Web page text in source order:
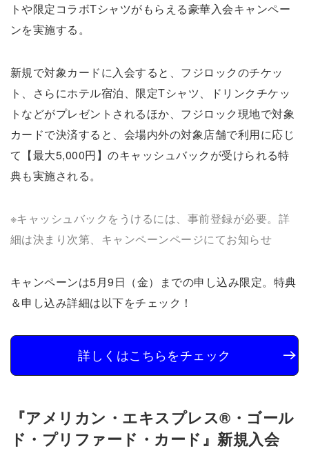
トや限定コラボTシャツがもらえる豪華入会キャンペー
ンを実施する。
新規で対象カードに入会すると、フジロックのチケッ
ト、さらにホテル宿泊、限定Tシャツ、ドリンクチケッ
トなどがプレゼントされるほか、フジロック現地で対象
カードで決済すると、会場内外の対象店舗で利用に応じ
て【最大5,000円】のキャッシュバックが受けられる特
典も実施される。
※キャッシュバックをうけるには、事前登録が必要。詳
細は決まり次第、キャンペーンページにてお知らせ
キャンペーンは5月9日（金）までの申し込み限定。特典
＆申し込み詳細は以下をチェック！
詳しくはこちらをチェック
『アメリカン・エキスプレス®・ゴール
ド・プリファード・カード』新規入会